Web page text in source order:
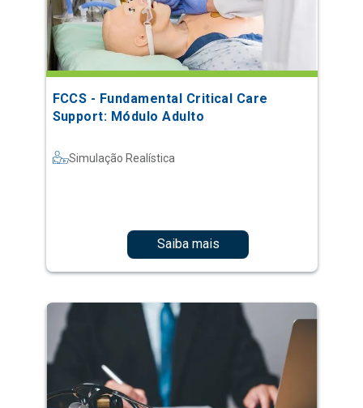
FCCS - Fundamental Critical Care
Support: Módulo Adulto
Simulação Realística
Saiba mais